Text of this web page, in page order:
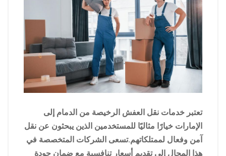
تعتبر خدمات نقل العفش الرخيصة من الدمام إلى
الإمارات خيارًا مثاليًا للمستخدمين الذين يبحثون عن نقل
آمن وفعال لممتلكاتهم.تسعى الشركات المتخصصة في
هذا المجال إلى تقديم أسعار تنافسية مع ضمان جودة